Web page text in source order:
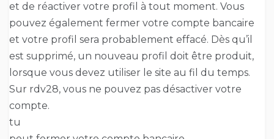
et de réactiver votre profil à tout moment. Vous
pouvez également fermer votre compte bancaire
et votre profil sera probablement effacé. Dès qu’il
est supprimé, un nouveau profil doit être produit,
lorsque vous devez utiliser le site au fil du temps.
Sur rdv28, vous ne pouvez pas désactiver votre
compte.
tu